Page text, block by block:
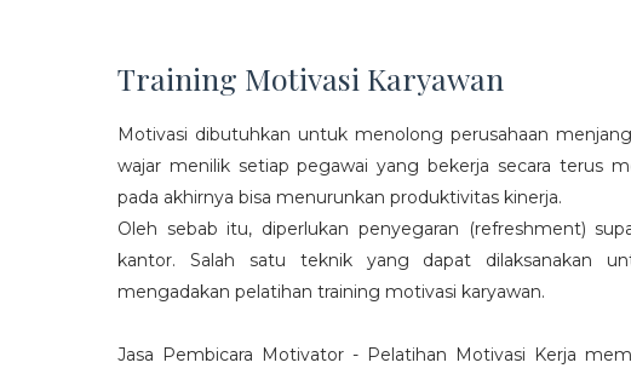
Training Motivasi Karyawan
Motivasi dibutuhkan untuk menolong perusahaan
wajar menilik setiap pegawai yang bekerja secara terus
pada akhirnya bisa menurunkan produktivitas kinerja.
Oleh sebab itu, diperlukan penyegaran (refreshment)
kantor. Salah satu teknik yang dapat dilaksanakan
mengadakan pelatihan training motivasi karyawan.
Jasa Pembicara Motivator - Pelatihan Motivasi Kerja